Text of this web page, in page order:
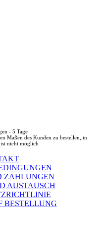
- 5 Tage
Maßen des Kunden zu bestellen, in
nicht möglich
ZAHLUNGEN
AUSTAUSCH
BESTELLUNG